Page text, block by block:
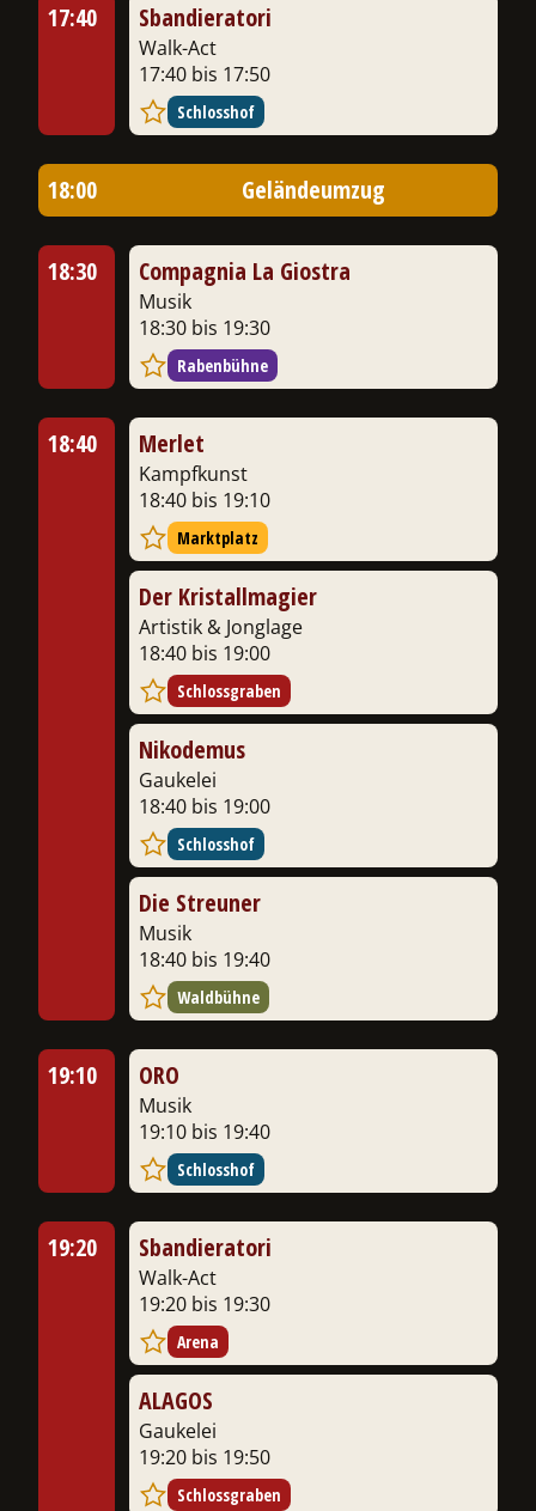
17:40 Sbandieratori
Walk-Act
17:40 bis 17:50
Schlosshof
18:00 Geländeumzug
18:30 Compagnia La Giostra
Musik
18:30 bis 19:30
Rabenbühne
18:40 Merlet
Kampfkunst
18:40 bis 19:10
Marktplatz
Der Kristallmagier
Artistik & Jonglage
18:40 bis 19:00
Schlossgraben
Nikodemus
Gaukelei
18:40 bis 19:00
Schlosshof
Die Streuner
Musik
18:40 bis 19:40
Waldbühne
19:10 ORO
Musik
19:10 bis 19:40
Schlosshof
19:20 Sbandieratori
Walk-Act
19:20 bis 19:30
Arena
ALAGOS
Gaukelei
19:20 bis 19:50
Schlossgraben